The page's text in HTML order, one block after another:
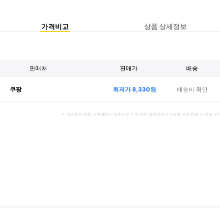
가격비교 상품 상세정보
판매처 판매가 배송
쿠팡 최저가8,330원 배송비 확인
이 포스팅은 제품 소개 활동의 일환으로 이에 따른 일정액의 수수료를 제공 받을 수 있습니다